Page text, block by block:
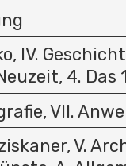
IV.
4. Das
VII.
V.